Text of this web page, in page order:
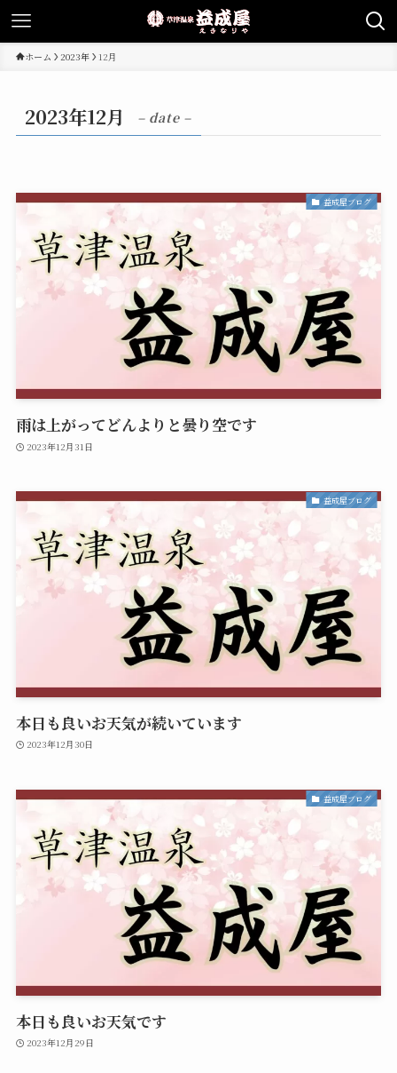
ホーム 2023年 12月
2023年12月 – date –
益成屋ブログ
雨は上がってどんよりと曇り空です
2023年12月31日
益成屋ブログ
本日も良いお天気が続いています
2023年12月30日
益成屋ブログ
本日も良いお天気です
2023年12月29日